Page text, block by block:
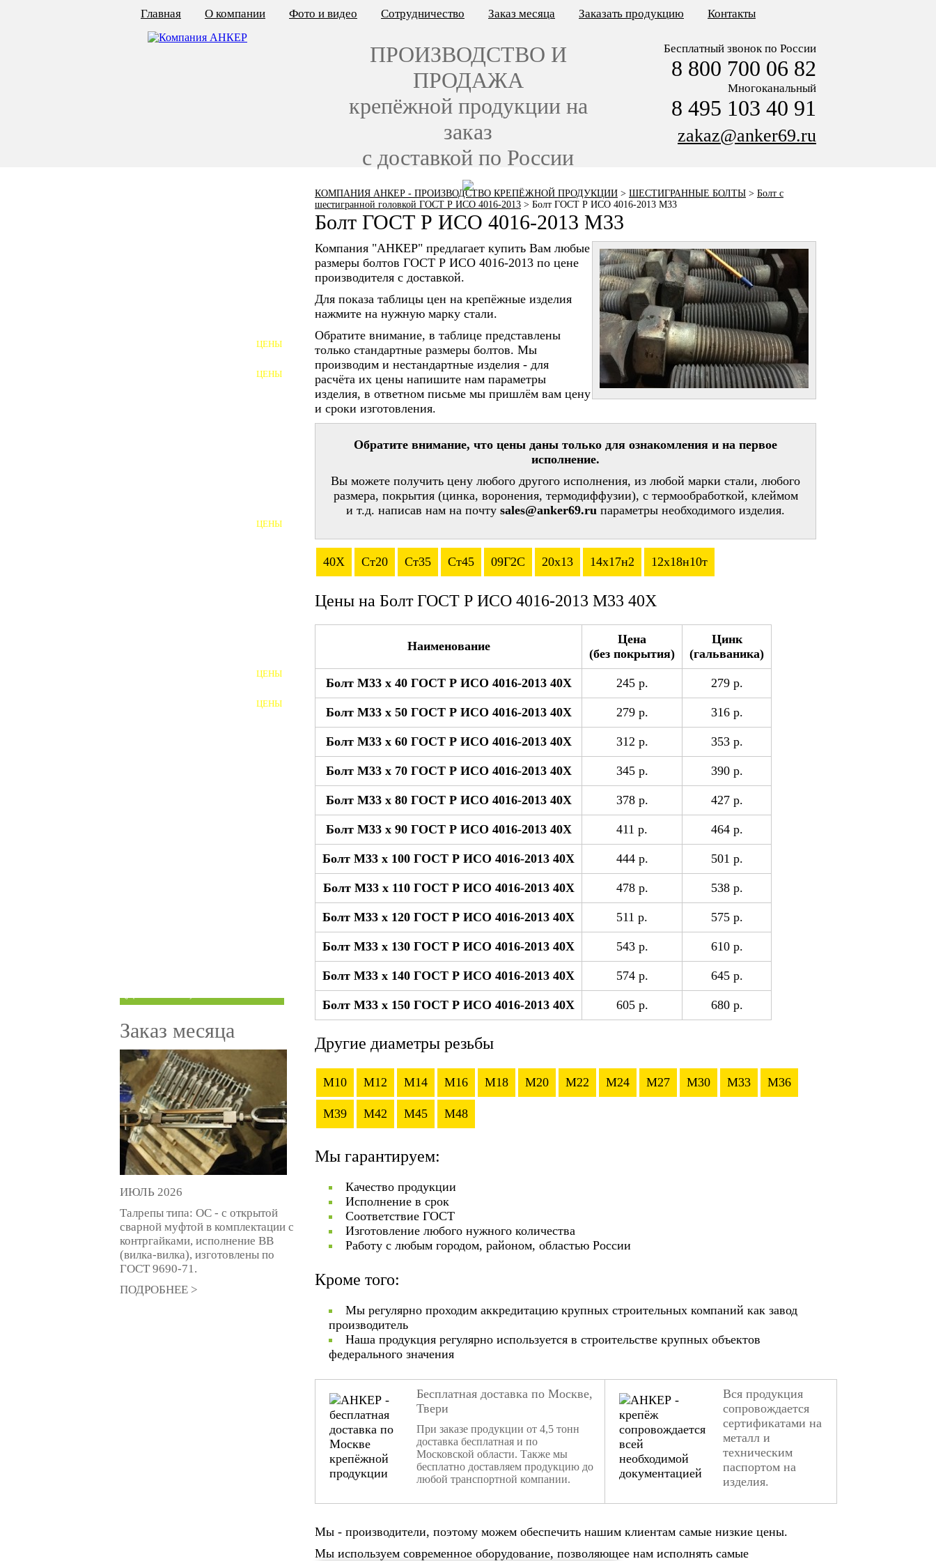
КОМПАНИЯ АНКЕР - ПРОИЗВОДСТВО КРЕПЁЖНОЙ ПРОДУКЦИИ > ШЕСТИГРАННЫЕ БОЛТЫ > Болт с
шестигранной головкой ГОСТ Р ИСО 4016-2013 > Болт ГОСТ Р ИСО 4016-2013 M33
Болт ГОСТ Р ИСО 4016-2013 M33
Компания "АНКЕР" предлагает купить Вам любые
размеры болтов ГОСТ Р ИСО 4016-2013 по цене
производителя с доставкой.
Для показа таблицы цен на крепёжные изделия
нажмите на нужную марку стали.
Обратите внимание, в таблице представлены
только стандартные размеры болтов. Мы
производим и нестандартные изделия - для
расчёта их цены напишите нам параметры
изделия, в ответном письме мы пришлём вам цену
и сроки изготовления.
Обратите внимание, что цены даны только для ознакомления и на первое
исполнение.
Вы можете получить цену любого другого исполнения, из любой марки стали, любого
размера, покрытия (цинка, воронения, термодиффузии), с термообработкой, клеймом
и т.д. написав нам на почту sales@anker69.ru параметры необходимого изделия.
40Х Ст20 Ст35 Ст45 09Г2С 20х13 14х17н2 12х18н10т
Цены на Болт ГОСТ Р ИСО 4016-2013 М33 40Х
Наименование
Цена
(без покрытия)
Цинк
(гальваника)
Болт М33 x 40 ГОСТ Р ИСО 4016-2013 40Х 245 р. 279 р.
Болт М33 x 50 ГОСТ Р ИСО 4016-2013 40Х 279 р. 316 р.
Болт М33 x 60 ГОСТ Р ИСО 4016-2013 40Х 312 р. 353 р.
Болт М33 x 70 ГОСТ Р ИСО 4016-2013 40Х 345 р. 390 р.
Болт М33 x 80 ГОСТ Р ИСО 4016-2013 40Х 378 р. 427 р.
Болт М33 x 90 ГОСТ Р ИСО 4016-2013 40Х 411 р. 464 р.
Болт М33 x 100 ГОСТ Р ИСО 4016-2013 40Х 444 р. 501 р.
Болт М33 x 110 ГОСТ Р ИСО 4016-2013 40Х 478 р. 538 р.
Болт М33 x 120 ГОСТ Р ИСО 4016-2013 40Х 511 р. 575 р.
Болт М33 x 130 ГОСТ Р ИСО 4016-2013 40Х 543 р. 610 р.
Болт М33 x 140 ГОСТ Р ИСО 4016-2013 40Х 574 р. 645 р.
Болт М33 x 150 ГОСТ Р ИСО 4016-2013 40Х 605 р. 680 р.
Другие диаметры резьбы
M10 M12 M14 M16 M18 M20 M22 M24 M27 M30 M33 M36
M39 M42 M45 M48
Мы гарантируем:
Качество продукции
Исполнение в срок
Соответствие ГОСТ
Изготовление любого нужного количества
Работу с любым городом, районом, областью России
Кроме того:
Мы регулярно проходим аккредитацию крупных строительных компаний как завод
производитель
Наша продукция регулярно используется в строительстве крупных объектов
федерального значения
Бесплатная доставка по Москве,
Твери
При заказе продукции от 4,5 тонн
доставка бесплатная и по
Московской области. Также мы
бесплатно доставляем продукцию до
любой транспортной компании.
Вся продукция
сопровождается
сертификатами на
металл и
техническим
паспортом на
изделия.
Мы - производители, поэтому можем обеспечить нашим клиентам самые низкие цены.
Мы используем современное оборудование, позволяющее нам исполнять самые
ЦЕНЫ
ЦЕНЫ
ШАЙБЫ ФУНДАМЕНТНЫЕ
ЦЕНЫ
ЦЕНЫ
ЦЕНЫ
Заказ месяца
ИЮЛЬ 2026
Талрепы типа: ОС - с открытой
сварной муфтой в комплектации с
контргайками, исполнение ВВ
(вилка-вилка), изготовлены по
ГОСТ 9690-71.
ПОДРОБНЕЕ >
Главная О компании Фото и видео Сотрудничество Заказ месяца Заказать продукцию Контакты
ПРОИЗВОДСТВО И
ПРОДАЖА
крепёжной продукции на
заказ
с доставкой по России
Бесплатный звонок по России
8 800 700 06 82
Многоканальный
8 495 103 40 91
zakaz@anker69.ru